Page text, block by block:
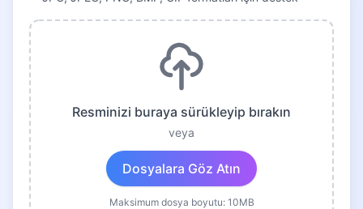
Resminizi buraya sürükleyip bırakın
veya
Dosyalara Göz Atın
Maksimum dosya boyutu: 10MB